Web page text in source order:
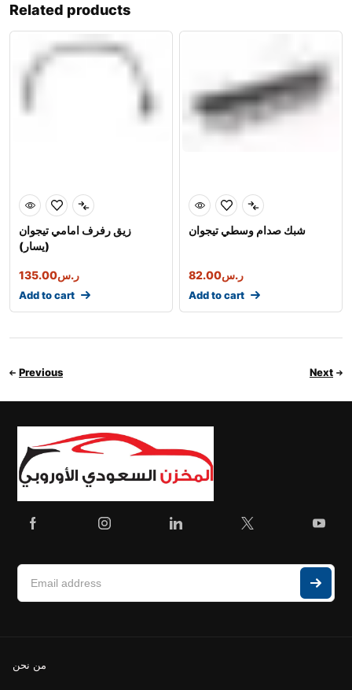
Related products
زيق رفرف امامي تيجوان
(يسار)
ر.س135.00
Add to cart
شبك صدام وسطي تيجوان
ر.س82.00
Add to cart
Previous Next
من نحن